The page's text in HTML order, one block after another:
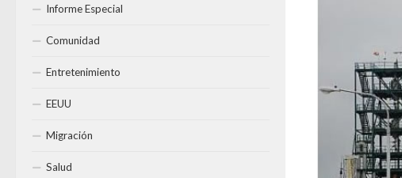
Informe Especial
Comunidad
Entretenimiento
EEUU
Migración
Salud